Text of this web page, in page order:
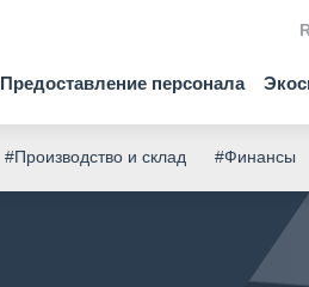
Предоставление персонала
#Производство и склад #Финансы